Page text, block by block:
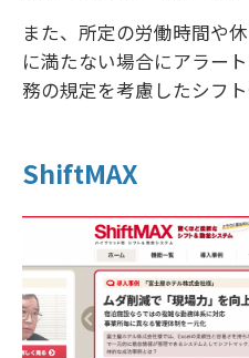
また、所定の労働時間や
に満たない場合にアラー
務の規定を考慮したシフ
ShiftMAX